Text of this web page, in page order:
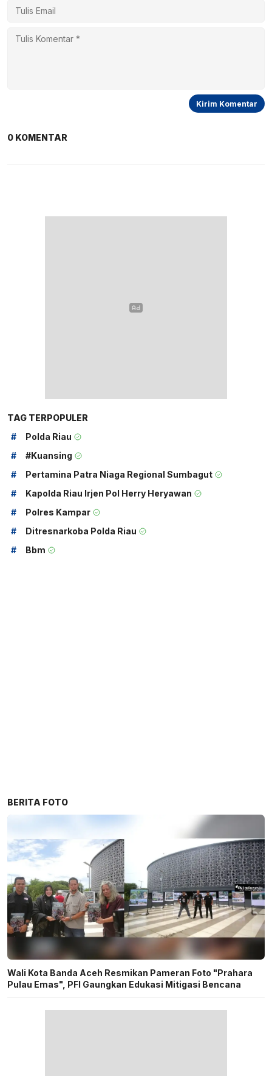
0 KOMENTAR
TAG TERPOPULER
#
Polda Riau
#
#kuansing
#
Pertamina Patra Niaga Regional Sumbagut
#
Kapolda Riau Irjen Pol Herry Heryawan
#
Polres Kampar
#
Ditresnarkoba Polda Riau
#
Bbm
BERITA FOTO
Wali Kota Banda Aceh Resmikan Pameran Foto "Prahara
Pulau Emas", PFI Gaungkan Edukasi Mitigasi Bencana